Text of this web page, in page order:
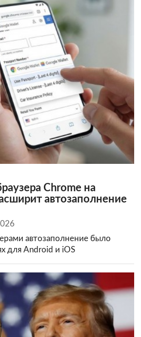
Chrome на
автозаполнение
автозаполнение было
для Android и iOS